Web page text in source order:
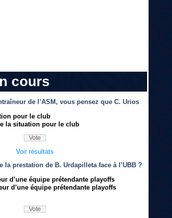
cours
de l’ASM, vous pensez que C. Urios
pour le club
la situation pour le club
Voir résultats
la prestation de B. Urdapilleta face à l’UBB ?
d’une équipe prétendante playoffs
d’une équipe prétendante playoffs